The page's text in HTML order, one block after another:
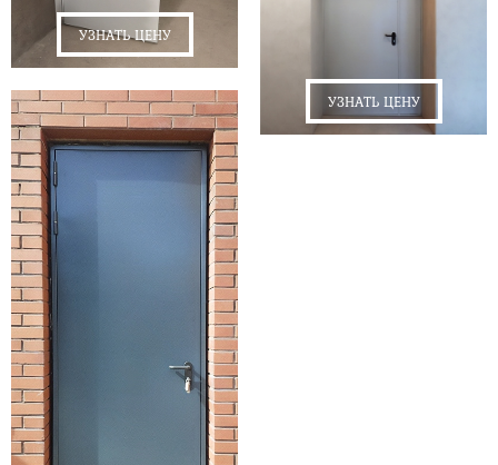
УЗНАТЬ ЦЕНУ
УЗНАТЬ ЦЕНУ